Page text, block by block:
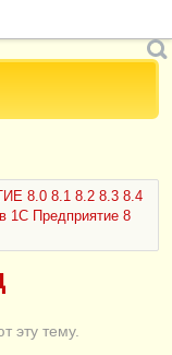
8.0 8.1 8.2 8.3 8.4
1С Предприятие 8
эту тему.